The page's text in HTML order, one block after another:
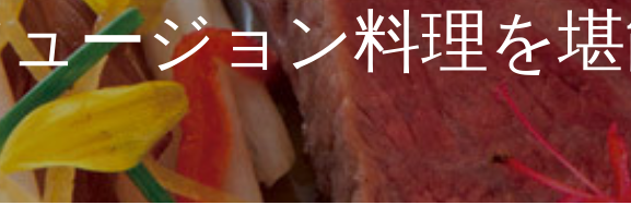
ージョン料理を